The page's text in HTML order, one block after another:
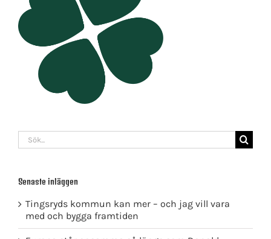
Sök
efter:
Senaste inläggen
Tingsryds kommun kan mer – och jag vill vara
med och bygga framtiden